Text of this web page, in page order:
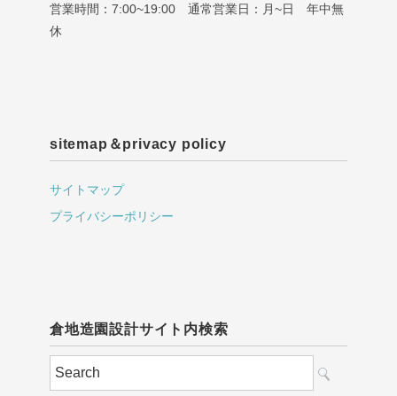
営業時間：7:00~19:00 通常営業日：月~日 年中無
休
sitemap＆privacy policy
サイトマップ
プライバシーポリシー
倉地造園設計サイト内検索